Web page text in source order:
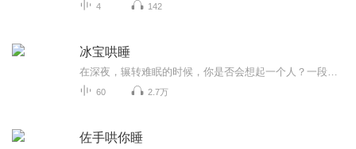
4 142
冰宝哄睡
60 2.7万
佐手哄你睡